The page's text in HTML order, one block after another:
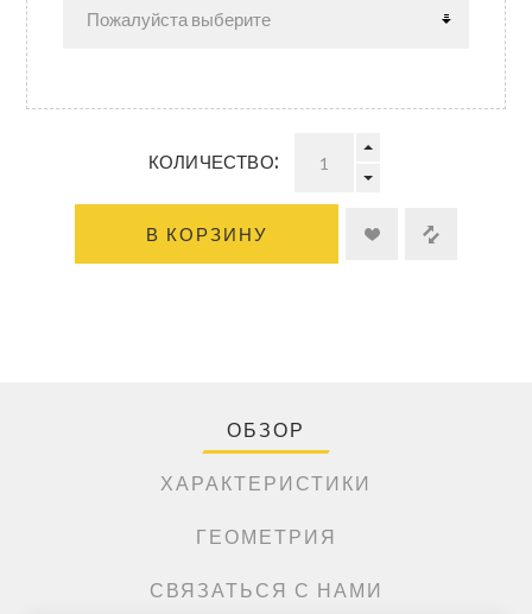
КОЛИЧЕСТВО:
В КОРЗИНУ
ОБЗОР
ХАРАКТЕРИСТИКИ
ГЕОМЕТРИЯ
СВЯЗАТЬСЯ С НАМИ